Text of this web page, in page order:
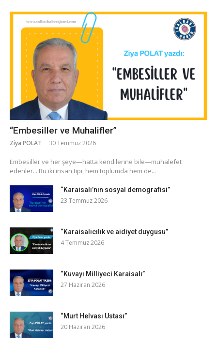
“Embesiller ve Muhalifler”
Ziya POLAT 30 Temmuz 2026
​Embesiller ve her şeye—hatta kendilerine bile—muhalefet
edenler... Bu iki insan tipi, hem toplumda hem de...
“Karaisalı’nın sosyal demografisi”
23 Temmuz 2026
“Karaisalıcılık ve aidiyet duygusu”
4 Temmuz 2026
“Kuvayı Milliyeci Karaisalı”
27 Haziran 2026
“Murt Helvası Ustası”
20 Haziran 2026